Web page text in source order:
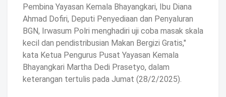
Pembina Yayasan Kemala Bhayangkari, Ibu Diana
Ahmad Dofiri, ⁠⁠Deputi Penyediaan dan Penyaluran
BGN, Irwasum Polri menghadiri uji coba masak skala
kecil dan pendistribusian Makan Bergizi Gratis,"
kata Ketua Pengurus Pusat Yayasan Kemala
Bhayangkari Martha Dedi Prasetyo, dalam
keterangan tertulis pada Jumat (28/2/2025).